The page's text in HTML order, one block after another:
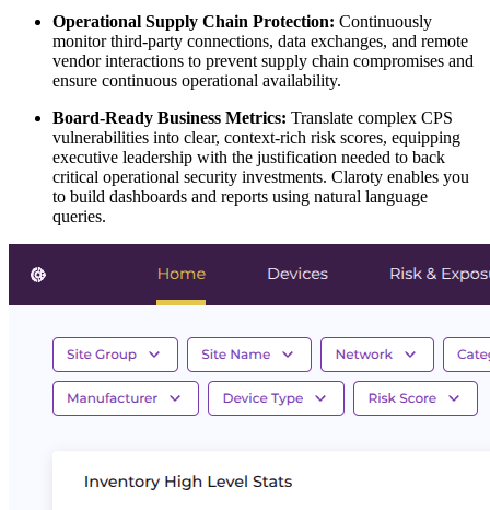
Operational Supply Chain Protection: Continuously
monitor third-party connections, data exchanges, and remote
vendor interactions to prevent supply chain compromises and
ensure continuous operational availability.
Board-Ready Business Metrics: Translate complex CPS
vulnerabilities into clear, context-rich risk scores, equipping
executive leadership with the justification needed to back
critical operational security investments. Claroty enables you
to build dashboards and reports using natural language
queries.